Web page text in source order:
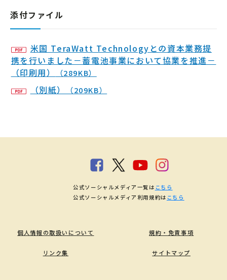
添付ファイル
米国 TeraWatt Technologyとの資本業務提
携を行いました－蓄電池事業において協業を推進－
（印刷用）
（289KB）
（別紙） （209KB）
個人情報の取扱いについて 規約・免責事項
リンク集 サイトマップ
公式ソーシャルメディア一覧は こちら
公式ソーシャルメディア利用規約は こちら